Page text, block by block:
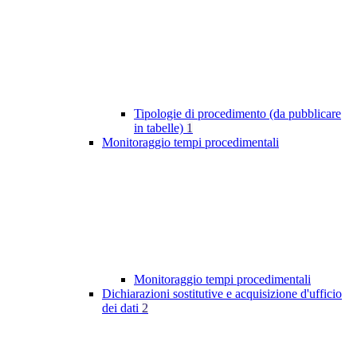
Tipologie di procedimento (da pubblicare
in tabelle) 1
Monitoraggio tempi procedimentali
Monitoraggio tempi procedimentali
Dichiarazioni sostitutive e acquisizione d'ufficio
dei dati 2